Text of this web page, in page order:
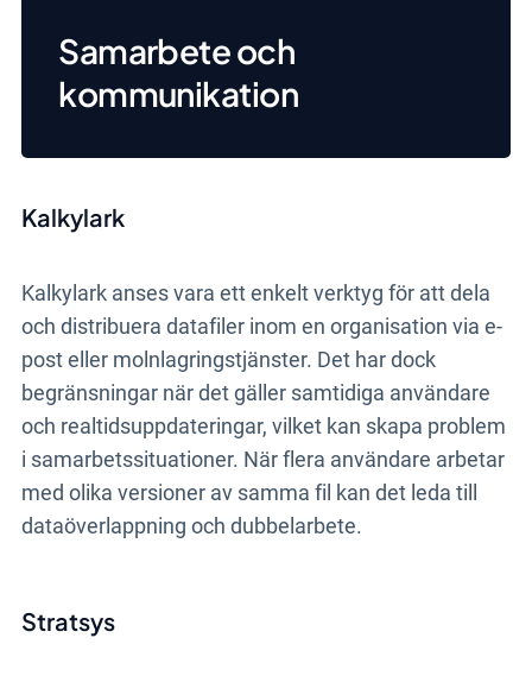
Samarbete och
kommunikation
Kalkylark
Kalkylark anses vara ett enkelt verktyg för att dela
och distribuera datafiler inom en organisation via e-
post eller molnlagringstjänster. Det har dock
begränsningar när det gäller samtidiga användare
och realtidsuppdateringar, vilket kan skapa problem
i samarbetssituationer. När flera användare arbetar
med olika versioner av samma fil kan det leda till
dataöverlappning och dubbelarbete.
Stratsys